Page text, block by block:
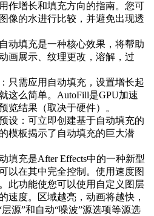
作增长和填充方向的指南。您可
像的水进行比较，并避免出现透
动填充是一种核心效果，将帮助
画展示、纹理更改，溶解，过
只需应用自动填充，设置增长起
这么简单。AutoFill是GPU加速
览结果（取决于硬件）。
设：可立即创建基于自动填充的
模板揭示了自动填充的巨大潜
填充是After Effects中的一种新型
以在其中完全控制。使用速度图
此功能使您可以使用自定义图层
速度。区域越亮，动画将越快，
源”和自动“噪波”源选项等源选